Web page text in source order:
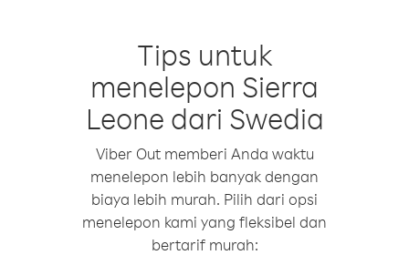
Tips untuk
menelepon Sierra
Leone dari Swedia
Viber Out memberi Anda waktu
menelepon lebih banyak dengan
biaya lebih murah. Pilih dari opsi
menelepon kami yang fleksibel dan
bertarif murah: